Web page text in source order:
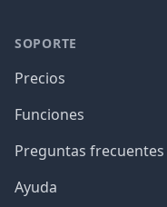
SOPORTE
Precios
Funciones
Preguntas frecuentes
Ayuda